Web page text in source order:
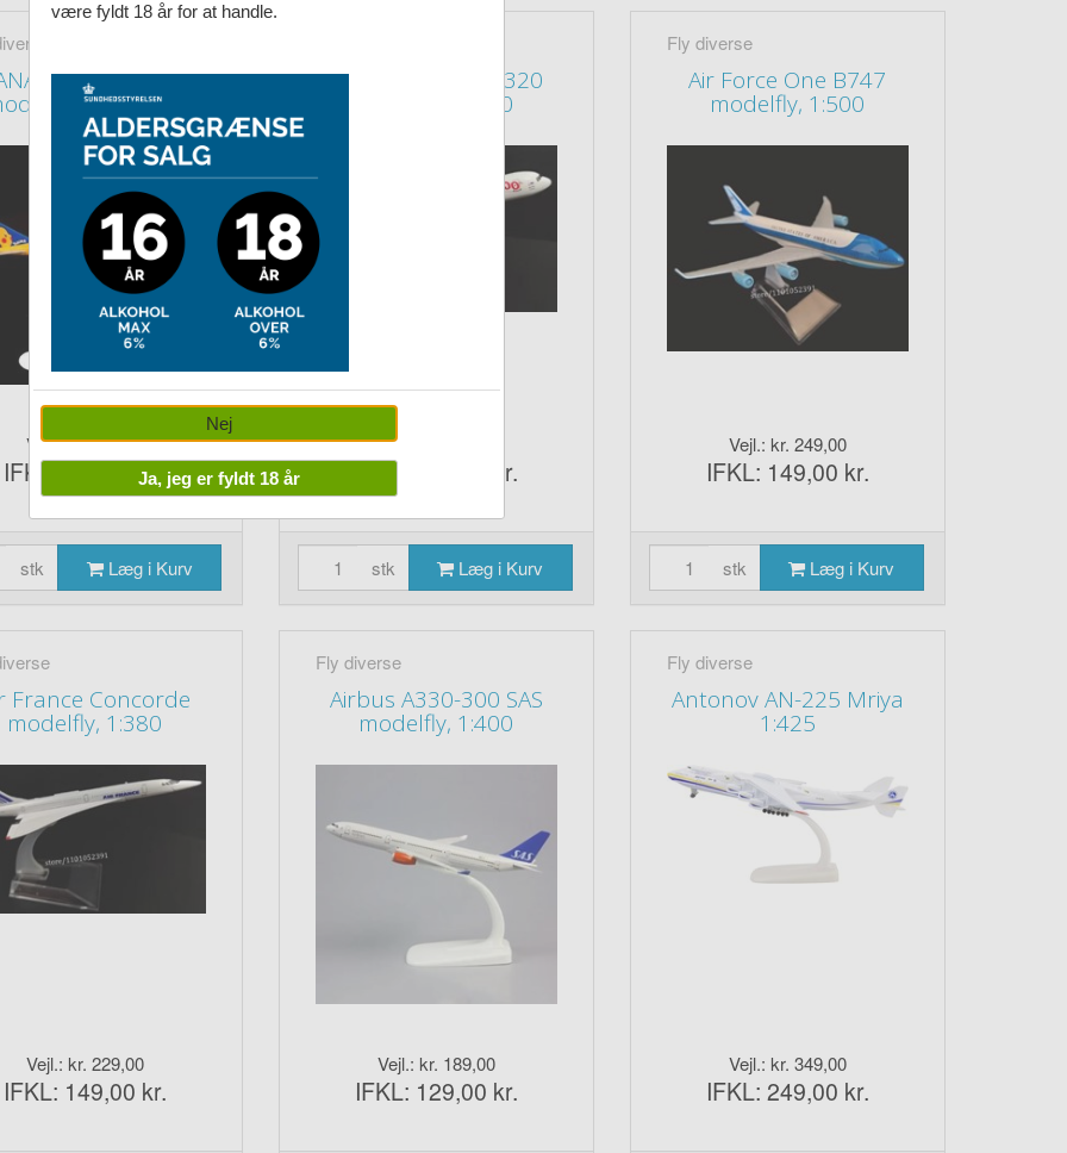
Boeing B747
Pokémon,
1:350
Vejl.: kr. 249,00
IFKL: 229,00 kr.
stk Læg i Kurv
Air Asia Dragon A320
modelfly, 1:230
Vejl.: kr. 249,00
IFKL: 119,00 kr.
stk Læg i Kurv
Fly diverse
Air Force One B747
modelfly, 1:500
Vejl.: kr. 249,00
IFKL: 149,00 kr.
stk Læg i Kurv
France Concorde
modelfly, 1:380
Vejl.: kr. 229,00
IFKL: 149,00 kr.
Fly diverse
Airbus A330-300 SAS
modelfly, 1:400
Vejl.: kr. 189,00
IFKL: 129,00 kr.
Fly diverse
Antonov AN-225 Mriya
1:425
Vejl.: kr. 349,00
IFKL: 249,00 kr.
være fyldt 18 år for at handle.
Nej
Ja, jeg er fyldt 18 år